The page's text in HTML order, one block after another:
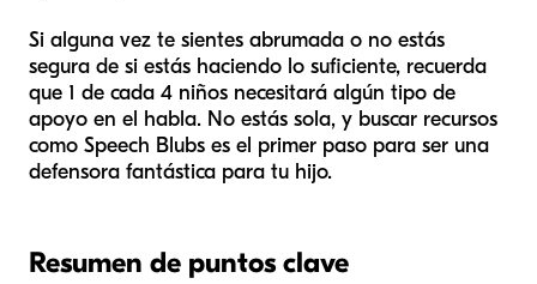
Si alguna vez te sientes abrumada o no estás
segura de si estás haciendo lo suficiente, recuerda
que 1 de cada 4 niños necesitará algún tipo de
apoyo en el habla. No estás sola, y buscar recursos
como Speech Blubs es el primer paso para ser una
defensora fantástica para tu hijo.
Resumen de puntos clave